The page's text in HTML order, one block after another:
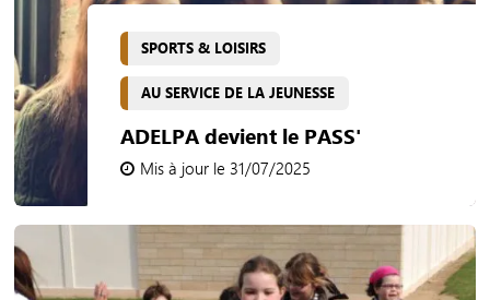
SPORTS & LOISIRS
AU SERVICE DE LA JEUNESSE
ADELPA devient le PASS'
Mis à jour le 31/07/2025